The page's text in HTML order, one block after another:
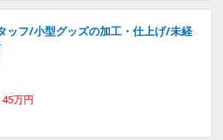
ッフ/小型グッズの加工・仕上げ/未経
万円